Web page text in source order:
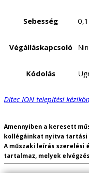
Sebesség
Végálláskapcsoló
Kódolás
Ditec ION telepítési
Amennyiben a keresett
kollégáinkat nyitva tartási
A műszaki leírás szerelési
tartalmaz, melyek